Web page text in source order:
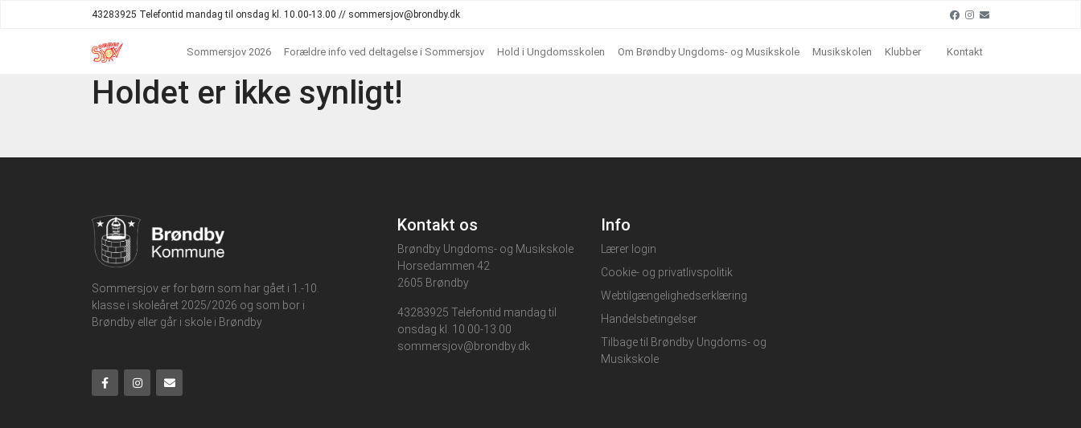
43283925 Telefontid mandag til onsdag kl. 10.00-13.00 // sommersjov@brondby.dk
Sommersjov 2026 Forældre info ved deltagelse i Sommersjov Hold i Ungdomsskolen Om Brøndby Ungdoms- og Musikskole Musikskolen Klubber Kontakt
Holdet er ikke synligt!
Sommersjov er for børn som har gået i 1.-10.
klasse i skoleåret 2025/2026 og som bor i
Brøndby eller går i skole i Brøndby
Kontakt os
Brøndby Ungdoms- og Musikskole
Horsedammen 42
2605 Brøndby
43283925 Telefontid mandag til
onsdag kl. 10.00-13.00
sommersjov@brondby.dk
Info
Lærer login
Cookie- og privatlivspolitik
Webtilgængelighedserklæring
Handelsbetingelser
Tilbage til Brøndby Ungdoms- og
Musikskole